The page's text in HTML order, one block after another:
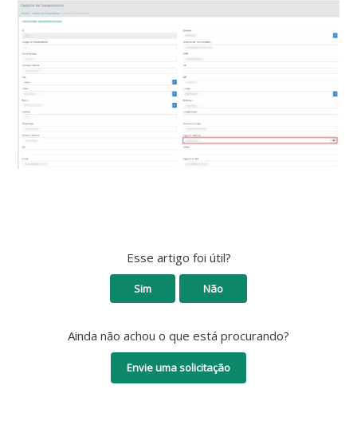
Esse artigo foi útil?
Sim Não
Ainda não achou o que está procurando?
Envie uma solicitação